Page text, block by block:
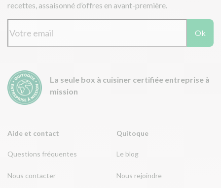
Aide et contact
Questions fréquentes
Nous contacter
Quitoque
Le blog
Nous rejoindre
recettes, assaisonné d’offres en avant-première.
Ok
La seule box à cuisiner certifiée entreprise à
mission